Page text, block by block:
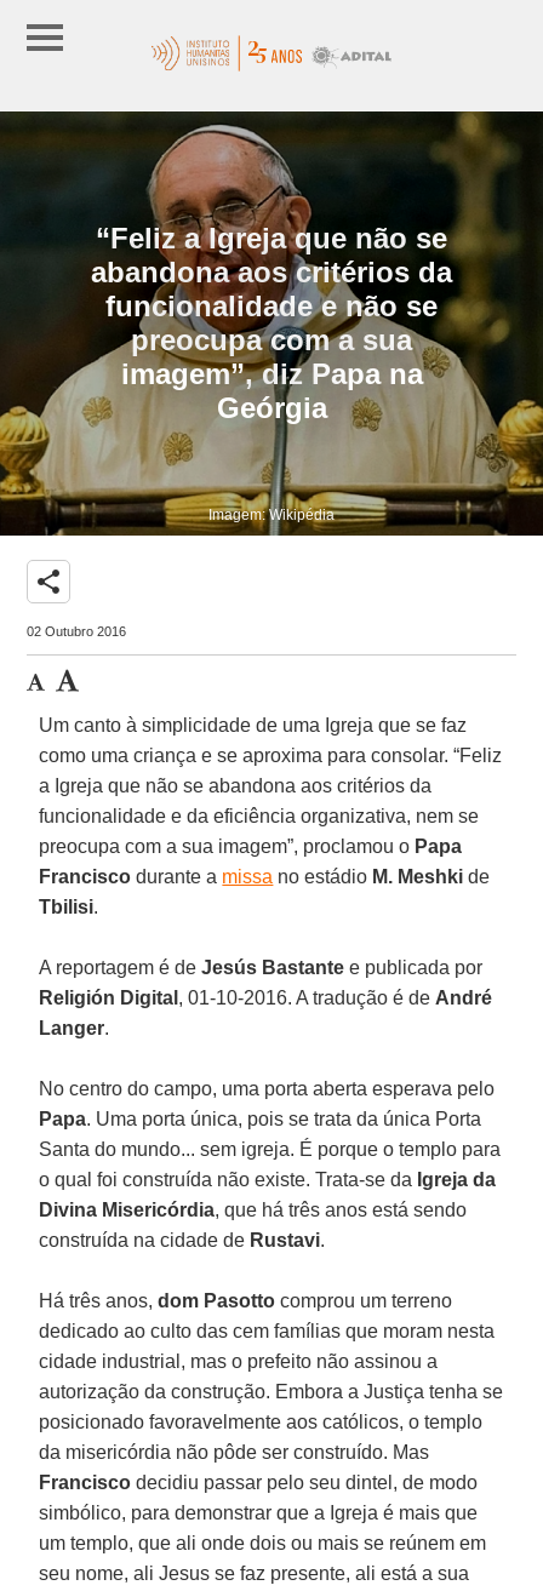
“Feliz a Igreja que não se
abandona aos critérios da
funcionalidade e não se
preocupa com a sua
imagem”, diz Papa na
Geórgia
Imagem: Wikipédia
share
02 Outubro 2016
Um canto à simplicidade de uma Igreja que se faz
como uma criança e se aproxima para consolar. “Feliz
a Igreja que não se abandona aos critérios da
funcionalidade e da eficiência organizativa, nem se
preocupa com a sua imagem”, proclamou o Papa
Francisco durante a missa no estádio M. Meshkide
Tbilisi.
A reportagem é deJesús Bastante e publicada por
Religión Digital , 01-10-2016. A tradução é de André
Langer.
No centro do campo, uma porta aberta esperava pelo
Papa. Uma porta única, pois se trata da única Porta
Santa do mundo... sem igreja. É porque o templo para
o qual foi construída não existe. Trata-se da Igreja da
Divina Misericórdia, que há três anos está sendo
construída na cidade de Rustavi.
Há três anos,dom Pasotto comprou um terreno
dedicado ao culto das cem famílias que moram nesta
cidade industrial, mas o prefeito não assinou a
autorização da construção. Embora a Justiça tenha se
posicionado favoravelmente aos católicos, o templo
da misericórdia não pôde ser construído. Mas
Francisco decidiu passar pelo seu dintel, de modo
simbólico, para demonstrar que a Igreja é mais que
um templo, que ali onde dois ou mais se reúnem em
seu nome, ali Jesus se faz presente, ali está a sua